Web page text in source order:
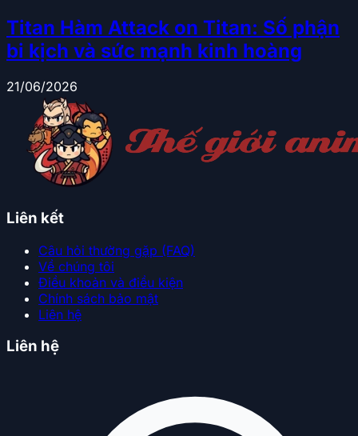
Titan Hàm Attack on Titan: Số phận
bi kịch và sức mạnh kinh hoàng
21/06/2026
Liên kết
Câu hỏi thường gặp (FAQ)
Về chúng tôi
Điều khoản và điều kiện
Chính sách bảo mật
Liên hệ
Liên hệ